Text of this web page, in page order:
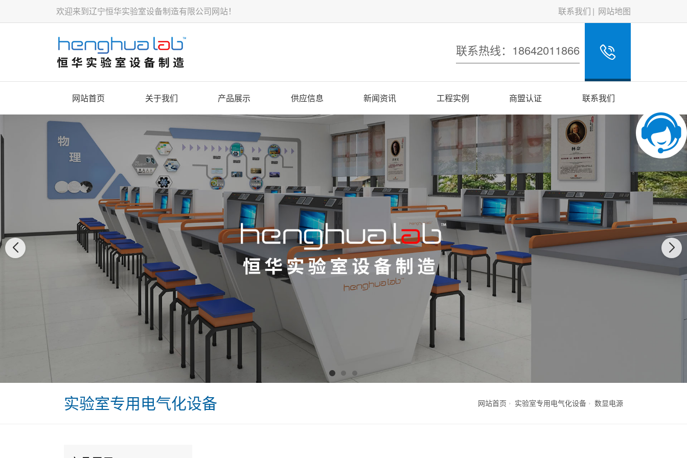
欢迎来到辽宁恒华实验室设备制造有限公司网站！ 联系我们 网站地图
联系热线：18642011866
网站首页 关于我们 产品展示 供应信息 新闻资讯 工程实例 商盟认证 联系我们
实验室专用电气化设备 网站首页 实验室专用电气化设备 数显电源